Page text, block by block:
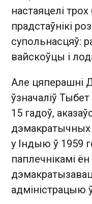
настаяцелі
прадстаўнікі
супольнасцяў:
вайскоўцы і
Але цяперашні
ўзначаліў
15 гадоў,
дэмакратычных
у Індыю ў 1959
паплечнікамі
адміністрацыю